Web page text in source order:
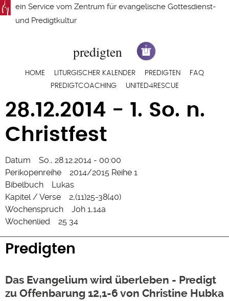
Direkt
zum
ein Service vom Zentrum für evangelische Gottesdienst-
und Predigtkultur
Hauptnavigation
HOME LITURGISCHER KALENDER PREDIGTEN
FAQ
PREDIGTCOACHING
UNITED4RESCUE
28.12.2014 - 1. So. n.
Christfest
Datum
So., 28.12.2014 - 00:00
Perikopenreihe
2014/2015 Reihe 1
Bibelbuch
Lukas
Kapitel / Verse
2,(11)25-38(40)
Wochenspruch
Joh 1,14a
Wochenlied
25 34
Predigten
Das Evangelium wird überleben - Predigt
zu Offenbarung 12,1-6 von Christine Hubka